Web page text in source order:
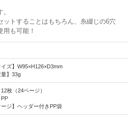
ットすることはもちろん、糸綴じの6穴
も可能！
イズ】W95×H126×D3mm
量】33g
12枚（24ページ）
PP
ージ】ヘッダー付きPP袋